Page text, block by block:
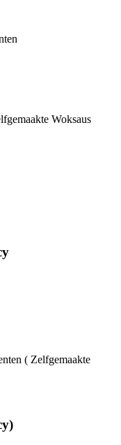
Woksaus
( Zelfgemaakte